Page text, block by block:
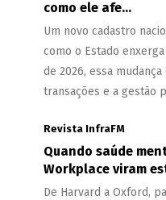
como ele afe...
Um novo cadastro
como o Estado
de 2026, essa
transações e a gestão
Revista InfraFM
Quando saúde
Workplace viram
De Harvard a Oxford,